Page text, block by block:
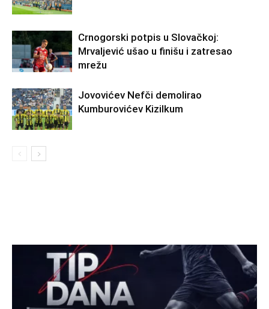
Crnogorski potpis u Slovačkoj:
Mrvaljević ušao u finišu i zatresao
mrežu
Jovovićev Nefči demolirao
Kumburovićev Kizilkum